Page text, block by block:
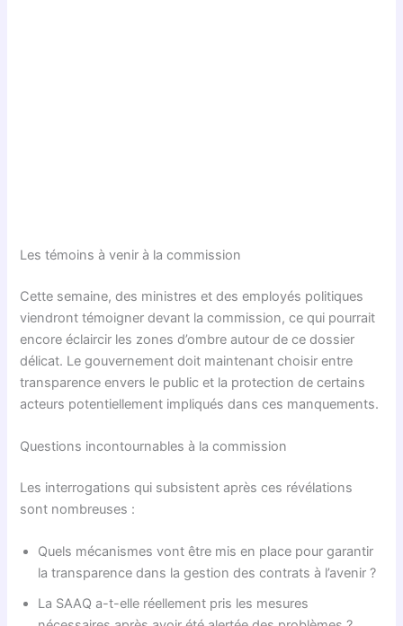
Les témoins à venir à la commission
Cette semaine, des ministres et des employés politiques
viendront témoigner devant la commission, ce qui pourrait
encore éclaircir les zones d’ombre autour de ce dossier
délicat. Le gouvernement doit maintenant choisir entre
transparence envers le public et la protection de certains
acteurs potentiellement impliqués dans ces manquements.
Questions incontournables à la commission
Les interrogations qui subsistent après ces révélations
sont nombreuses :
Quels mécanismes vont être mis en place pour garantir
la transparence dans la gestion des contrats à l’avenir ?
La SAAQ a-t-elle réellement pris les mesures